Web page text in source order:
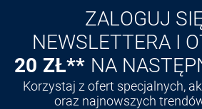
Odkryj aplikację VAN
ZALOGUJ
NEWSLETTERA I
20 ZŁ** NA
Korzystaj z ofert specjalnych,
oraz najnowszych